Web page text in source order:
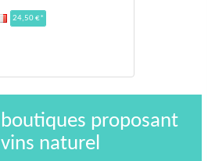
24,50 €*
proposant
naturel